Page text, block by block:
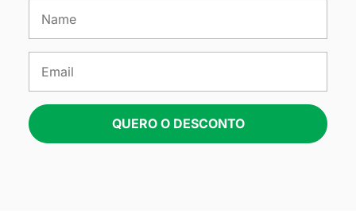
QUERO O DESCONTO